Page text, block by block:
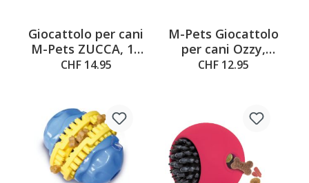
Giocattolo per cani
M-Pets ZUCCA, 13
x 9 x 23,5 cm
CHF 14.95
M-Pets Giocattolo
per cani Ozzy,
arancione e verde,
CHF 12.95